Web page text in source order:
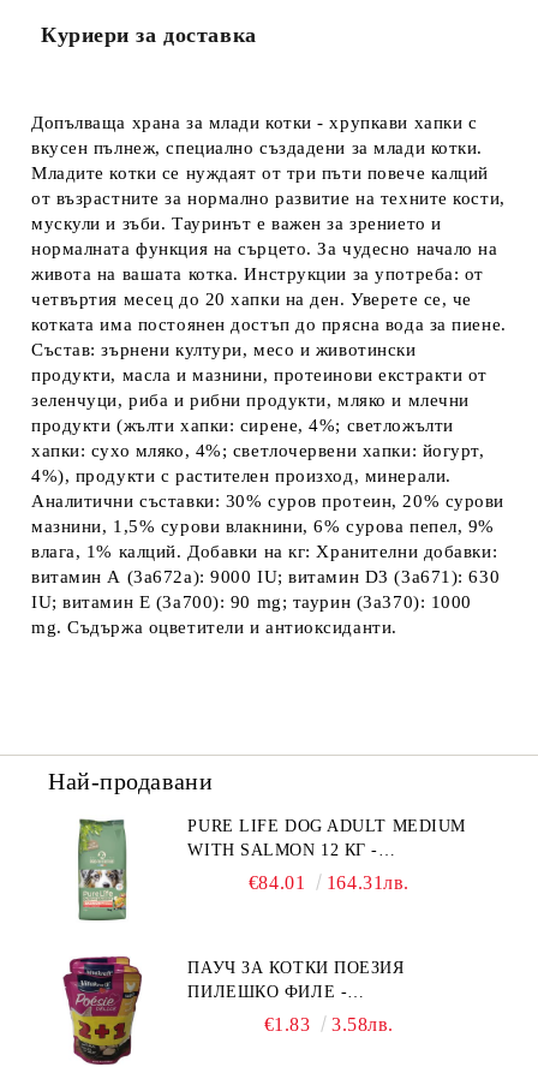
Куриери за доставка
Допълваща храна за млади котки - хрупкави хапки с
вкусен пълнеж, специално създадени за млади котки.
Младите котки се нуждаят от три пъти повече калций
от възрастните за нормално развитие на техните кости,
мускули и зъби. Тауринът е важен за зрението и
нормалната функция на сърцето. За чудесно начало на
живота на вашата котка.Инструкции за употреба: от
четвъртия месец до 20 хапки на ден. Уверете се, че
котката има постоянен достъп до прясна вода за пиене.
Състав: зърнени култури, месо и животински
продукти, масла и мазнини, протеинови екстракти от
зеленчуци, риба и рибни продукти, мляко и млечни
продукти (жълти хапки: сирене, 4%; светложълти
хапки: сухо мляко, 4%; светлочервени хапки: йогурт,
4%), продукти с растителен произход, минерали.
Аналитични съставки: 30% суров протеин, 20% сурови
мазнини, 1,5% сурови влакнини, 6% сурова пепел, 9%
влага, 1% калций. Добавки на кг: Хранителни добавки:
витамин А (3a672a): 9000 IU; витамин D3 (3a671): 630
IU; витамин E (3а700): 90 mg; таурин (3a370): 1000
mg. Съдържа оцветители и антиоксиданти.
Най-продавани
PURE LIFE DOG ADULT MEDIUM
WITH SALMON 12 КГ -
ПЪЛНОЦЕННА ХРАНА ЗА
БЕЗ ЗЪРНО, БЕЗ ГЛУТЕН.
ПРОИЗВЕДЕНА ВЪВ ФРАНЦИЯ.
€84.01 164.31лв.
ПАУЧ ЗА КОТКИ ПОЕЗИЯ
ПИЛЕШКО ФИЛЕ -
ПРОМОКОМПЛЕКТ 3 БР.
€1.83 3.58лв.